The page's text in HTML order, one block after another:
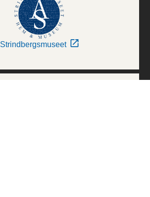
Strindbergsmuseet